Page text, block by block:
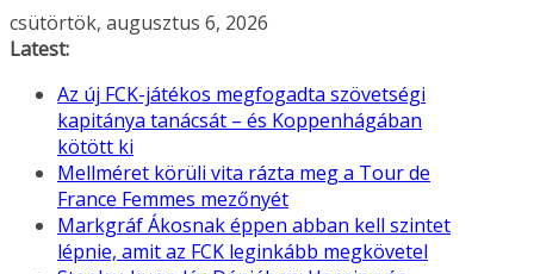
Skip
to
csütörtök, augusztus 6, 2026
Latest:
Az új FCK-játékos megfogadta szövetségi
kapitánya tanácsát – és Koppenhágában
kötött ki
Mellméret körüli vita rázta meg a Tour de
France Femmes mezőnyét
Markgráf Ákosnak éppen abban kell szintet
lépnie, amit az FCK leginkább megkövetel